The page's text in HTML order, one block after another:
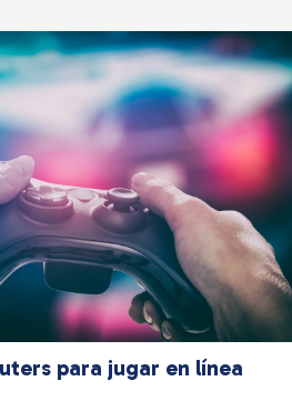
para jugar en línea